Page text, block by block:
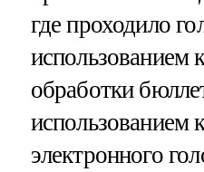
где проходило
использованием
обработки
использованием
электронного